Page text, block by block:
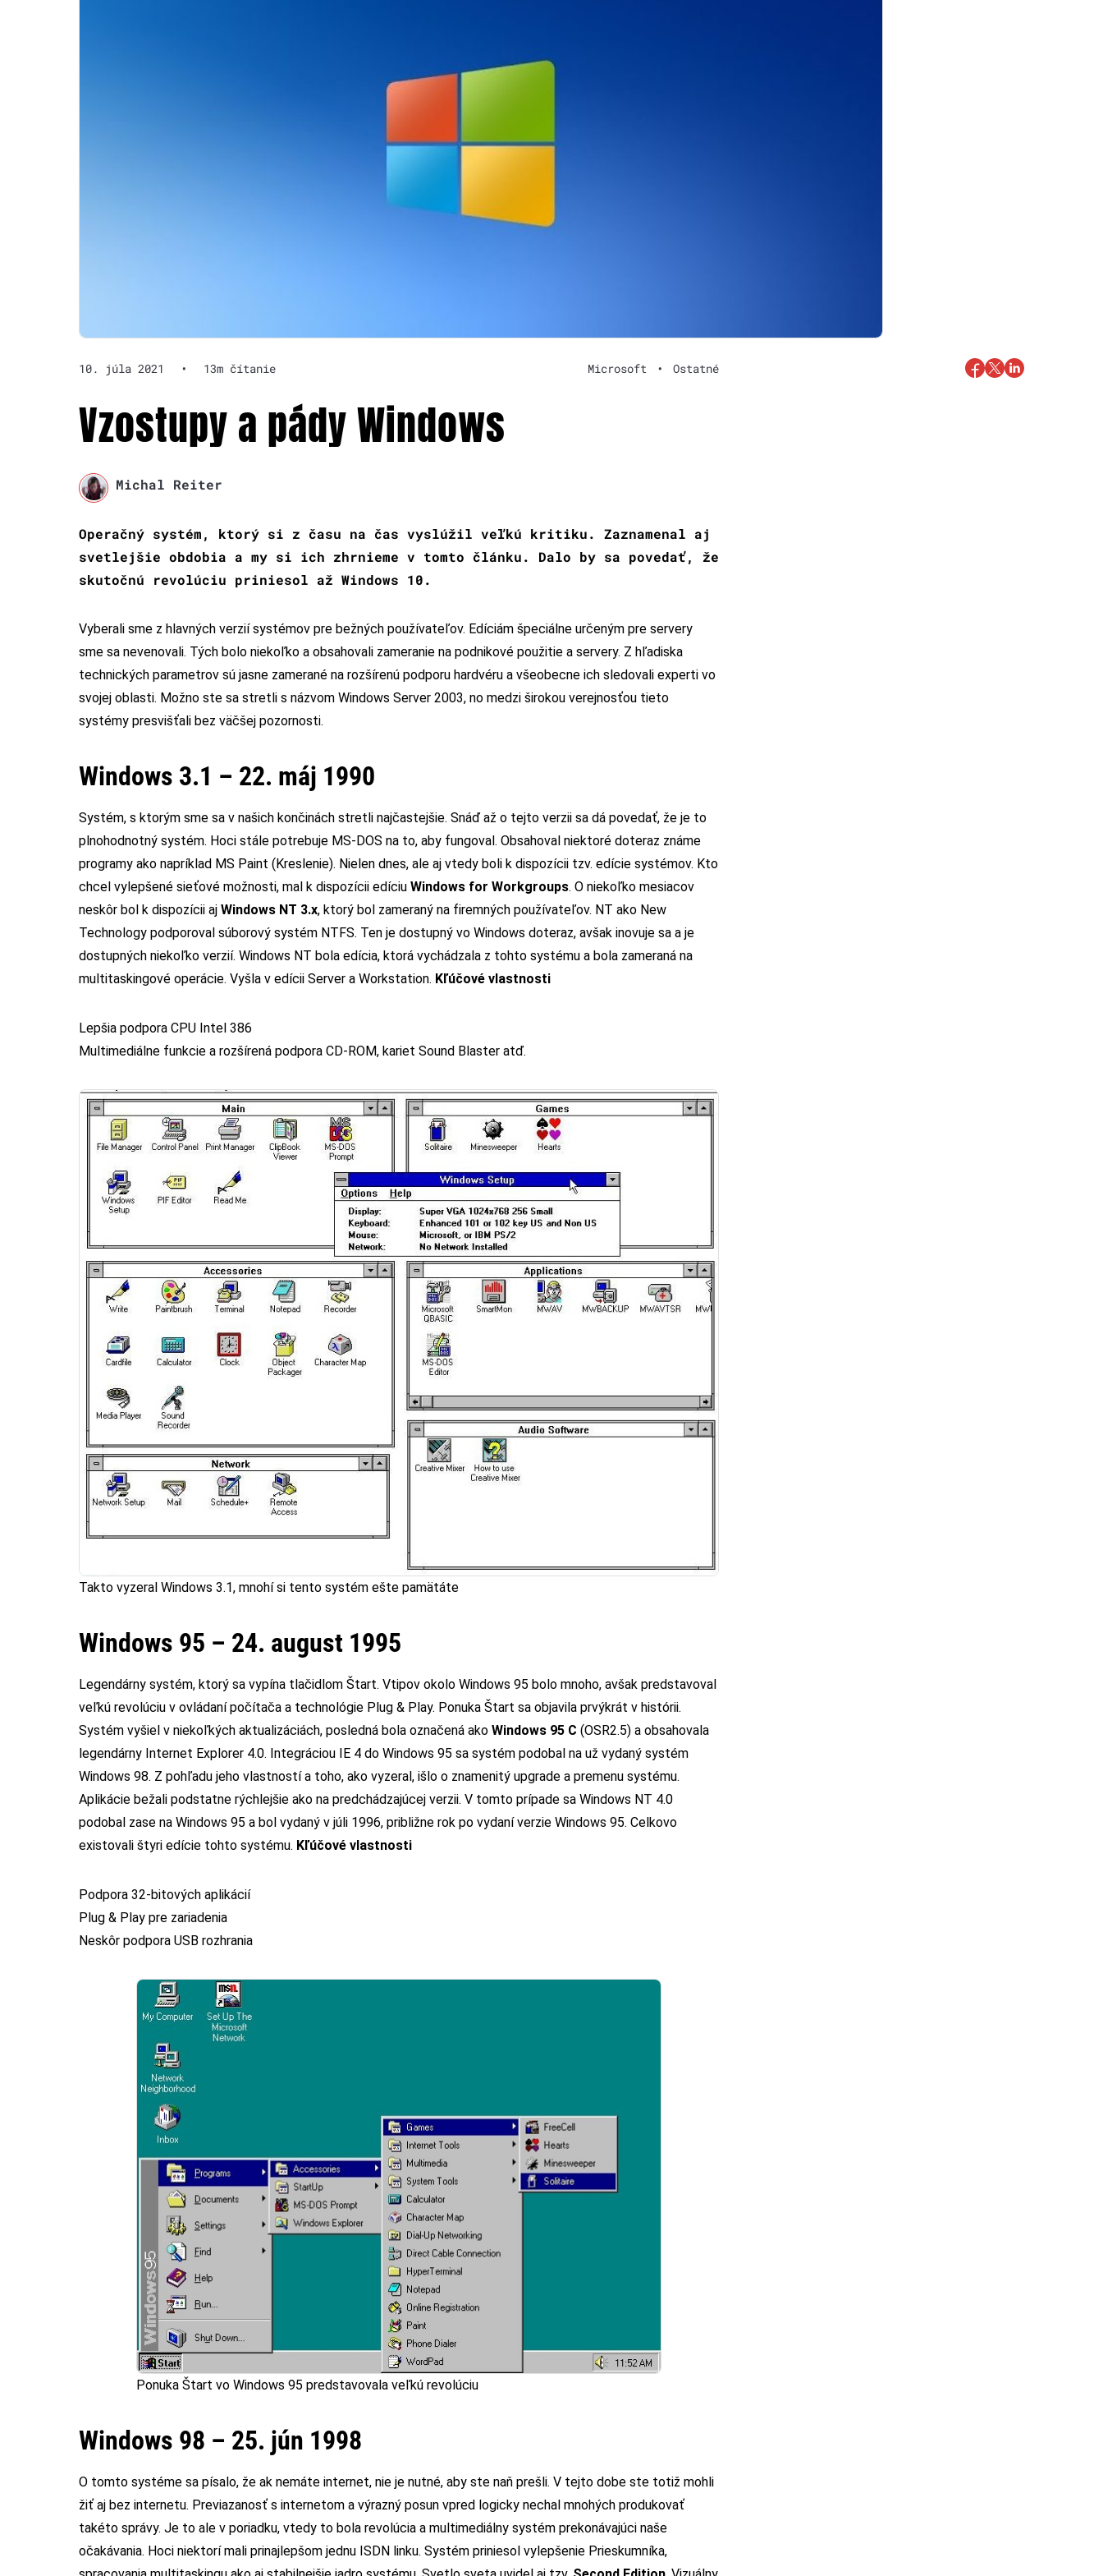
10. júla 2021 • 13m čítanie Microsoft • Ostatné
Vzostupy a pády Windows
Michal Reiter
Operačný systém, ktorý si z času na čas vyslúžil veľkú kritiku. Zaznamenal aj
svetlejšie obdobia a my si ich zhrnieme v tomto článku. Dalo by sa povedať, že
skutočnú revolúciu priniesol až Windows 10.
Vyberali sme z hlavných verzií systémov pre bežných používateľov. Edíciám špeciálne určeným pre servery
sme sa nevenovali. Tých bolo niekoľko a obsahovali zameranie na podnikové použitie a servery. Z hľadiska
technických parametrov sú jasne zamerané na rozšírenú podporu hardvéru a všeobecne ich sledovali experti vo
svojej oblasti. Možno ste sa stretli s názvom Windows Server 2003, no medzi širokou verejnosťou tieto
systémy presvišťali bez väčšej pozornosti.
Windows 3.1 – 22. máj 1990
Systém, s ktorým sme sa v našich končinách stretli najčastejšie. Snáď až o tejto verzii sa dá povedať, že je to
plnohodnotný systém. Hoci stále potrebuje MS-DOS na to, aby fungoval. Obsahoval niektoré doteraz známe
programy ako napríklad MS Paint (Kreslenie). Nielen dnes, ale aj vtedy boli k dispozícii tzv. edície systémov. Kto
chcel vylepšené sieťové možnosti, mal k dispozícii edíciu Windows for Workgroups. O niekoľko mesiacov
neskôr bol k dispozícii aj Windows NT 3.x, ktorý bol zameraný na firemných používateľov. NT ako New
Technology podporoval súborový systém NTFS. Ten je dostupný vo Windows doteraz, avšak inovuje sa a je
dostupných niekoľko verzií. Windows NT bola edícia, ktorá vychádzala z tohto systému a bola zameraná na
multitaskingové operácie. Vyšla v edícii Server a Workstation. Kľúčové vlastnosti
Lepšia podpora CPU Intel 386
Multimediálne funkcie a rozšírená podpora CD-ROM, kariet Sound Blaster atď.
Takto vyzeral Windows 3.1, mnohí si tento systém ešte pamätáte
Windows 95 – 24. august 1995
Legendárny systém, ktorý sa vypína tlačidlom Štart. Vtipov okolo Windows 95 bolo mnoho, avšak predstavoval
veľkú revolúciu v ovládaní počítača a technológie Plug & Play. Ponuka Štart sa objavila prvýkrát v histórii.
Systém vyšiel v niekoľkých aktualizáciách, posledná bola označená ako Windows 95 C (OSR2.5) a obsahovala
legendárny Internet Explorer 4.0. Integráciou IE 4 do Windows 95 sa systém podobal na už vydaný systém
Windows 98. Z pohľadu jeho vlastností a toho, ako vyzeral, išlo o znamenitý upgrade a premenu systému.
Aplikácie bežali podstatne rýchlejšie ako na predchádzajúcej verzii. V tomto prípade sa Windows NT 4.0
podobal zase na Windows 95 a bol vydaný v júli 1996, približne rok po vydaní verzie Windows 95. Celkovo
existovali štyri edície tohto systému. Kľúčové vlastnosti
Podpora 32-bitových aplikácií
Plug & Play pre zariadenia
Neskôr podpora USB rozhrania
Ponuka Štart vo Windows 95 predstavovala veľkú revolúciu
Windows 98 – 25. jún 1998
O tomto systéme sa písalo, že ak nemáte internet, nie je nutné, aby ste naň prešli. V tejto dobe ste totiž mohli
žiť aj bez internetu. Previazanosť s internetom a výrazný posun vpred logicky nechal mnohých produkovať
takéto správy. Je to ale v poriadku, vtedy to bola revolúcia a multimediálny systém prekonávajúci naše
očakávania. Hoci niektorí mali prinajlepšom jednu ISDN linku. Systém priniesol vylepšenie Prieskumníka,